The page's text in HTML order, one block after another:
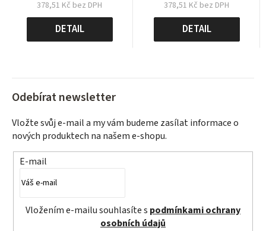
378,51 Kč bez DPH
Měrná
cena:
DETAIL
378,51 Kč bez DPH
Měrná
cena:
DETAIL
Odebírat newsletter
Vložte svůj e-mail a my vám budeme zasílat informace o
nových produktech na našem e-shopu.
E-mail
Vložením e-mailu souhlasíte s podmínkami ochrany
osobních údajů